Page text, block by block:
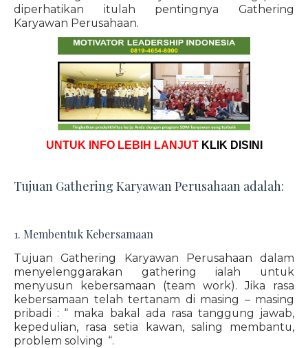
diperhatikan itulah pentingnya Gathering
Karyawan Perusahaan.
UNTUK INFO LEBIH LANJUT KLIK DISINI
Tujuan Gathering Karyawan Perusahaan adalah:
1. Membentuk Kebersamaan
Tujuan Gathering Karyawan Perusahaan dalam
menyelenggarakan gathering ialah untuk
menyusun kebersamaan (team work). Jika rasa
kebersamaan telah tertanam di masing – masing
pribadi : “ maka bakal ada rasa tanggung jawab,
kepedulian, rasa setia kawan, saling membantu,
problem solving “.